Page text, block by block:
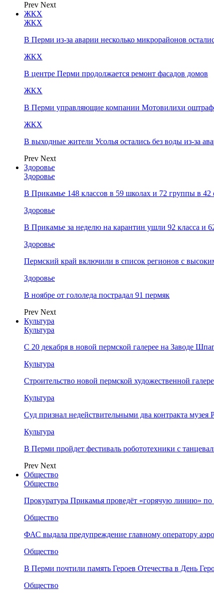
Prev Next
ЖКХ
ЖКХ
В Перми из-за аварии несколько микрорайонов
ЖКХ
В центре Перми продолжается ремонт фасадов домов
ЖКХ
В Перми управляющие компании Мотовилихи
ЖКХ
В выходные жители Усолья остались без воды из-за
Prev Next
Здоровье
Здоровье
В Прикамье 148 классов в 59 школах и 72 группы в
Здоровье
В Прикамье за неделю на карантин ушли 92 класса и
Здоровье
Пермский край включили в список регионов с
Здоровье
В ноябре от гололеда пострадал 91 пермяк
Prev Next
Культура
Культура
С 20 декабря в новой пермской галерее на Заводе
Культура
Строительство новой пермской художественной
Культура
Суд признал недействительными два контракта музея
Культура
В Перми пройдет фестиваль робототехники с
Prev Next
Общество
Общество
Прокуратура Прикамья проведёт «горячую линию»
Общество
ФАС выдала предупреждение главному оператору
Общество
В Перми почтили память Героев Отечества в День
Общество